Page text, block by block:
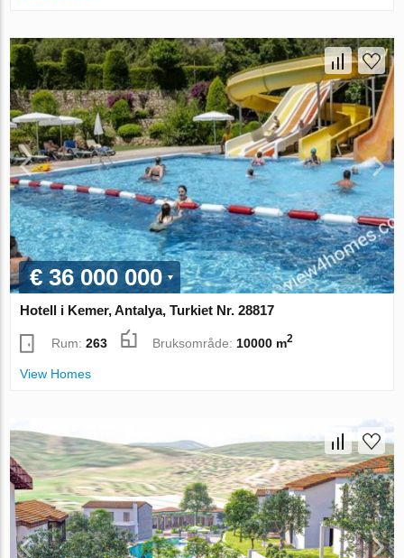
€ 36 000 000
Hotell i Kemer, Antalya, Turkiet Nr. 28817
Rum:263 Bruksområde: 10000 m2
View Homes